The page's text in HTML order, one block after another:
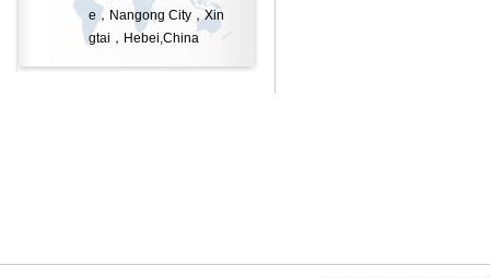
e，Nangong City，Xin
gtai，Hebei,China